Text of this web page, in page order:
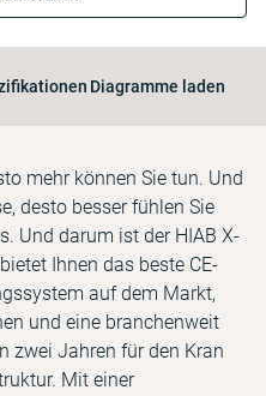
Diagramme laden
mehr können Sie tun. Und
desto besser fühlen Sie
Und darum ist der HIAB X-
Ihnen das beste CE-
auf dem Markt,
und eine branchenweit
zwei Jahren für den Kran
Mit einer